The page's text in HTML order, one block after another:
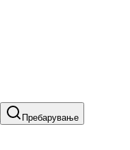
Пребарување